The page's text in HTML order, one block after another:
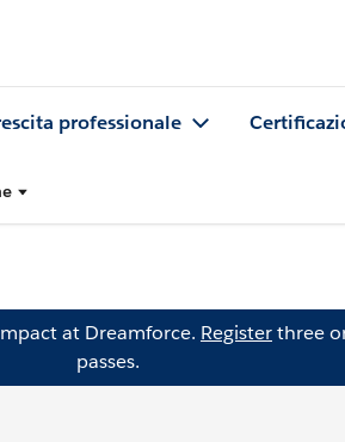
professionale
at Dreamforce. Registerthree
passes.